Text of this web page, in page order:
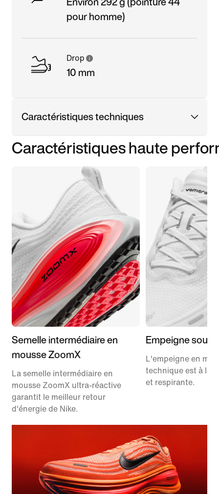
pour homme)
Drop
10 mm
Caractéristiques techniques
Caractéristiques haute
Semelle intermédiaire en
mousse ZoomX
La semelle intermédiaire en
mousse ZoomX ultra-réactive
garantit le meilleur retour
d'énergie de Nike.
Empeigne
L'empeigne en
technique est à la
et respirante.